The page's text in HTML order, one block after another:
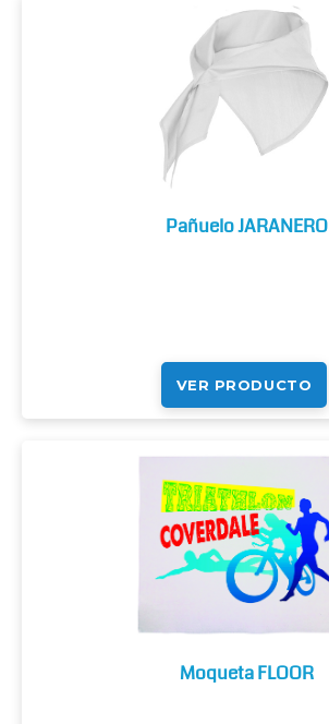
Pañuelo JARANERO
VER PRODUCTO
Moqueta FLOOR